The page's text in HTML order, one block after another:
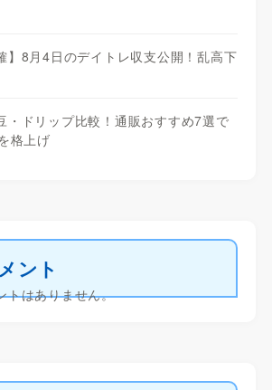
】8月4日のデイトレ収支公開！乱高下
・ドリップ比較！通販おすすめ7選で
格上げ
ント
トはありません。